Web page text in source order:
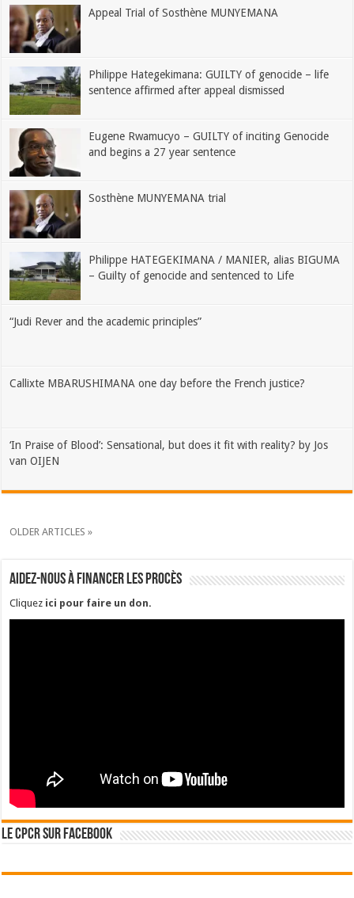
Appeal Trial of Sosthène MUNYEMANA
Philippe Hategekimana: GUILTY of genocide – life
sentence affirmed after appeal dismissed
Eugene Rwamucyo – GUILTY of inciting Genocide
and begins a 27 year sentence
Sosthène MUNYEMANA trial
Philippe HATEGEKIMANA / MANIER, alias BIGUMA
– Guilty of genocide and sentenced to Life
“Judi Rever and the academic principles”
Callixte MBARUSHIMANA one day before the French justice?
‘In Praise of Blood’: Sensational, but does it fit with reality? by Jos
van OIJEN
OLDER ARTICLES »
Aidez-nous à financer les procès
Cliquez ici pour faire un don.
Le CPCR sur Facebook